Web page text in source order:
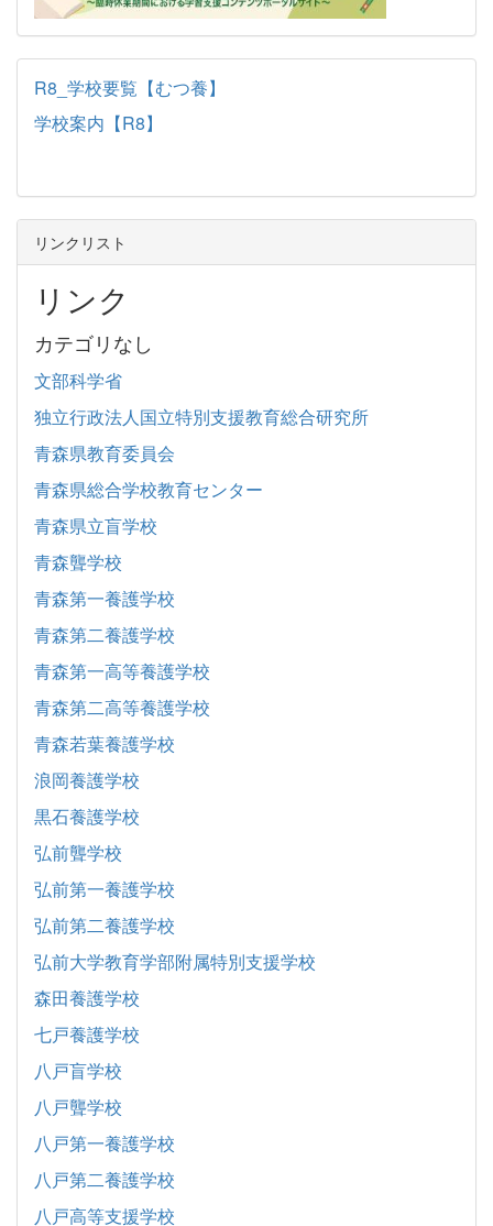
R8_学校要覧【むつ養】
学校案内【R8】
リンクリスト
リンク
カテゴリなし
文部科学省
独立行政法人国立特別支援教育総合研究所
青森県教育委員会
青森県総合学校教育センター
青森県立盲学校
青森聾学校
青森第一養護学校
青森第二養護学校
青森第一高等養護学校
青森第二高等養護学校
青森若葉養護学校
浪岡養護学校
黒石養護学校
弘前聾学校
弘前第一養護学校
弘前第二養護学校
弘前大学教育学部附属特別支援学校
森田養護学校
七戸養護学校
八戸盲学校
八戸聾学校
八戸第一養護学校
八戸第二養護学校
八戸高等支援学校